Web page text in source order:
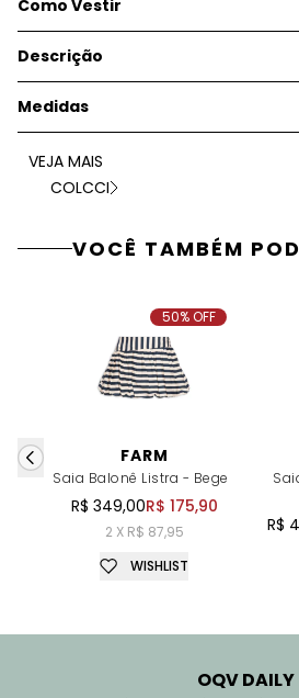
Como Vestir
Descrição
Medidas
VEJA MAIS
COLCCI
VOCÊ TAMBÉM
FARM
Saia Balonê Listra - Bege
R$ 349,00R$ 175,90
2 X R$ 87,95
50% OFF
WISHLIST
R$
OQV DAILY